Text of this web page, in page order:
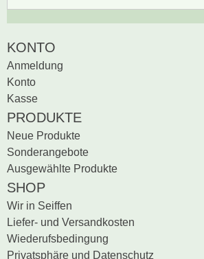
Produktrezensionen.
Sei der erste, der
Bewertung schreiben
KONTO
Anmeldung
Konto
Kasse
PRODUKTE
Neue Produkte
Sonderangebote
Ausgewählte Produkte
SHOP
Wir in Seiffen
Liefer- und Versandkosten
Wiederufsbedingung
Privatsphäre und Datenschutz